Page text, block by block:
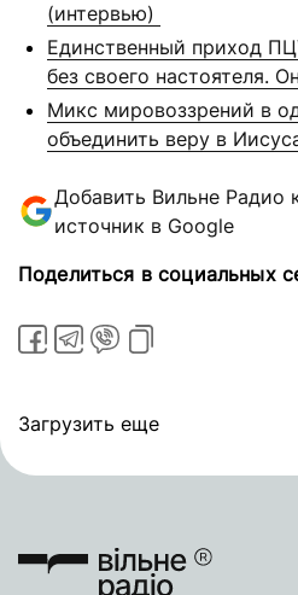
(интервью)
Единственный приход
без своего настоятеля.
Микс мировоззрений в
объединить веру в
Добавить Вильне Радио
источник в Google
Поделиться в социальных
Загрузить еще